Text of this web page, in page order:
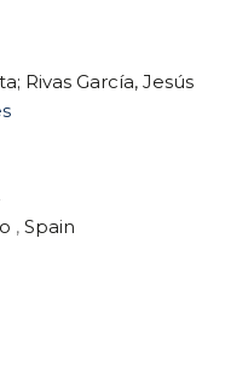
Rivas García, Jesús
, Spain